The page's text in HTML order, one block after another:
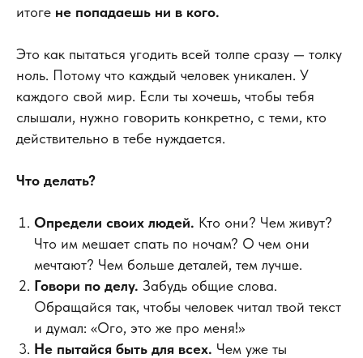
итоге не попадаешь ни в кого.
Это как пытаться угодить всей толпе сразу — толку
ноль. Потому что каждый человек уникален. У
каждого свой мир. Если ты хочешь, чтобы тебя
слышали, нужно говорить конкретно, с теми, кто
действительно в тебе нуждается.
Что делать?
Определи своих людей. Кто они? Чем живут?
Что им мешает спать по ночам? О чем они
мечтают? Чем больше деталей, тем лучше.
Говори по делу. Забудь общие слова.
Обращайся так, чтобы человек читал твой текст
и думал: «Ого, это же про меня!»
Не пытайся быть для всех. Чем уже ты